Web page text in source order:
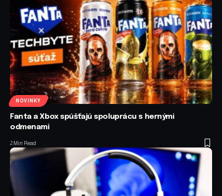
NOVINKY
Fanta a Xbox spúšťajú spoluprácu s hernými
odmenami
2 Min Read